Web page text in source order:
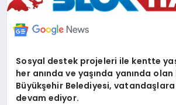
Sosyal destek projeleri ile kentte
her anında ve yaşında yanında olan
Büyükşehir Belediyesi,
devam ediyor.